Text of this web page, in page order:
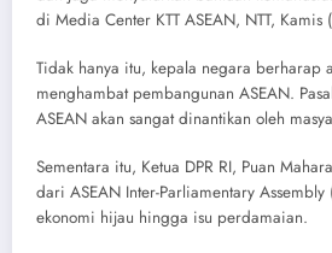
di Media Center KTT ASEAN, NTT, Kamis
Tidak hanya itu, kepala negara berharap
menghambat pembangunan ASEAN.
ASEAN akan sangat dinantikan oleh
Sementara itu, Ketua DPR RI, Puan
dari ASEAN Inter-Parliamentary Assembly
ekonomi hijau hingga isu perdamaian.